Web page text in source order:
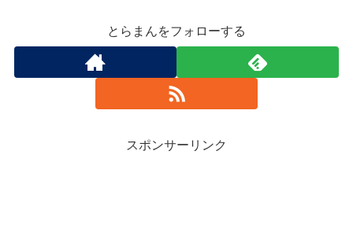
とらまんをフォローする
スポンサーリンク